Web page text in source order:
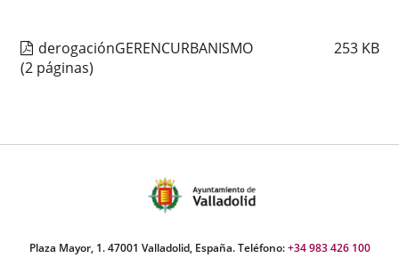
derogaciónGERENCURBANISMO 253 KB
(2 páginas)
Plaza Mayor, 1. 47001 Valladolid, España. Teléfono:+34 983 426 100